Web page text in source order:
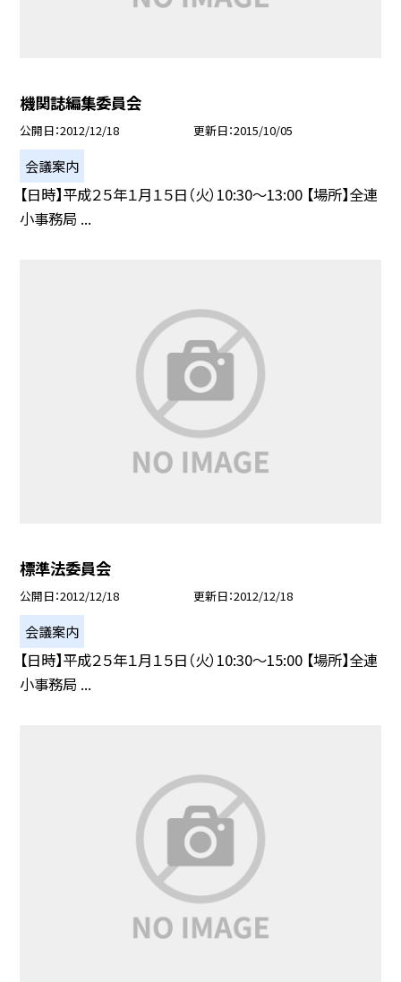
機関誌編集委員会
公開日 2012/12/18 更新日 2015/10/05
会議案内
【日時】平成２５年１月１５日（火）10:30〜13:00 【場所】全連
小事務局 ...
標準法委員会
公開日 2012/12/18 更新日 2012/12/18
会議案内
【日時】平成２５年１月１５日（火）10:30〜15:00 【場所】全連
小事務局 ...